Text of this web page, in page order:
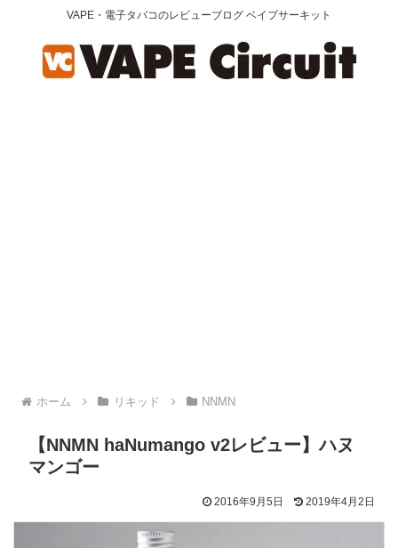
VAPE・電子タバコのレビューブログ ベイプサーキット
ホーム リキッド NNMN
【NNMN haNumango v2レビュー】ハヌ
マンゴー
2016年9月5日 2019年4月2日